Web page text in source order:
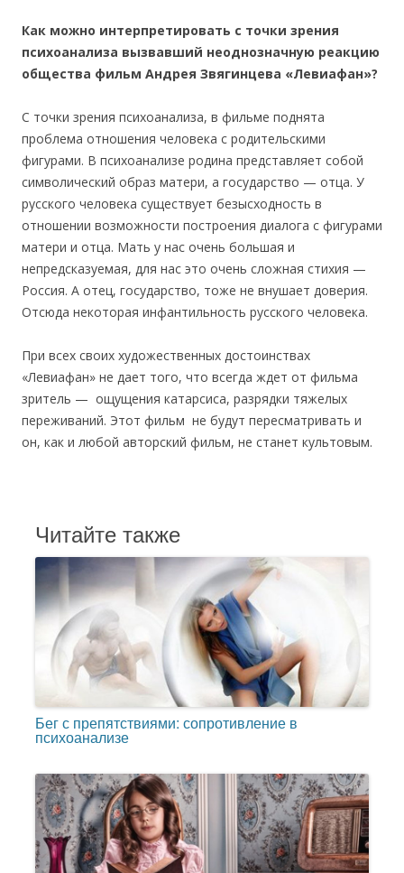
Как можно интерпретировать с точки зрения
психоанализа вызвавший неоднозначную реакцию
общества фильм Андрея Звягинцева «Левиафан»?
С точки зрения психоанализа, в фильме поднята
проблема отношения человека с родительскими
фигурами. В психоанализе родина представляет собой
символический образ матери, а государство — отца. У
русского человека существует безысходность в
отношении возможности построения диалога с фигурами
матери и отца. Мать у нас очень большая и
непредсказуемая, для нас это очень сложная стихия —
Россия. А отец, государство, тоже не внушает доверия.
Отсюда некоторая инфантильность русского человека.
При всех своих художественных достоинствах
«Левиафан» не дает того, что всегда ждет от фильма
зритель — ощущения катарсиса, разрядки тяжелых
переживаний. Этот фильм не будут пересматривать и
он, как и любой авторский фильм, не станет культовым.
Читайте также
Бег с препятствиями: сопротивление в
психоанализе